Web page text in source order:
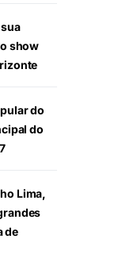
show
do
do
Lima,
de